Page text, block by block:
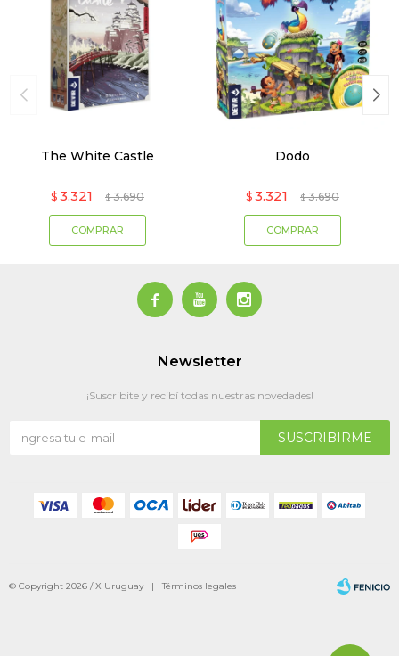
The White Castle
$ 3.321 $ 3.690
Dodo
$ 3.321 $ 3.690
  
Newsletter
¡Suscribite y recibí todas nuestras novedades!
SUSCRIBIRME
© Copyright 2026 / X Uruguay |Términos legales